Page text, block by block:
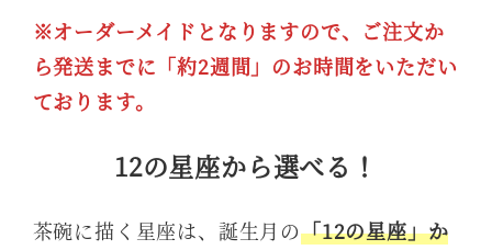
※オーダーメイドとなりますので、ご注文か
ら発送までに「約2週間」のお時間をいただい
ております。
12の星座から選べる！
茶碗に描く星座は、誕生月の「12の星座」か